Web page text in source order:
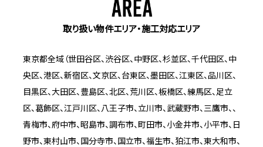
取り扱い物件エリア・施工対応エリア
東京都全域（世田谷区、渋谷区、中野区、杉並区、千代田区、中
央区、港区、新宿区、文京区、台東区、墨田区、江東区、品川区、
目黒区、大田区、豊島区、北区、荒川区、板橋区、練馬区、足立
区、葛飾区、江戸川区、八王子市、立川市、武蔵野市、三鷹市、、
青梅市、府中市、昭島市、調布市、町田市、小金井市、小平市、日
野市、東村山市、国分寺市、国立市、福生市、狛江市、東大和市、